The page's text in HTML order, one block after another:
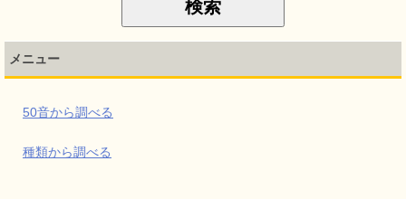
メニュー
50音から調べる
種類から調べる